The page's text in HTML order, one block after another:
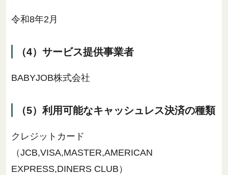
令和8年2月
（4）サービス提供事業者
BABYJOB株式会社
（5）利用可能なキャッシュレス決済の種類
クレジットカード
（JCB,VISA,MASTER,AMERICAN
EXPRESS,DINERS CLUB）